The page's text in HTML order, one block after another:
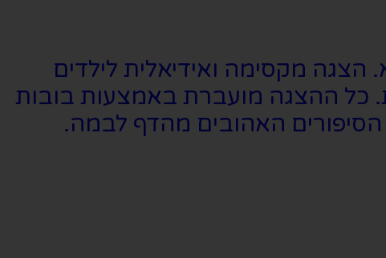
מקסימה ואידיאלית לילדים
כל ההצגה מועברת באמצעות בובות
הסיפורים האהובים מהדף לבמה.